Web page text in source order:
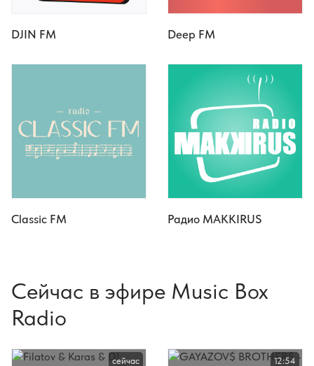
DJIN FM Deep FM
Classic FM Радио MAKKIRUS
Сейчас в эфире Music Box
Radio
сейчас 12:54